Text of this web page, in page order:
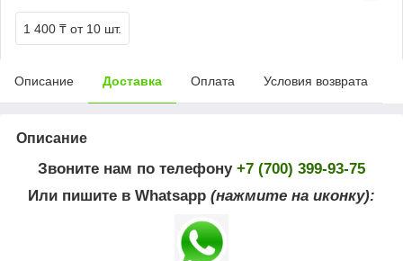
1 400 ₸ от 10 шт.
Описание Доставка Оплата Условия возврата
Описание
Звоните нам по телефону +7 (700) 399-93-75
Или пишите в Whatsapp (нажмите на иконку):